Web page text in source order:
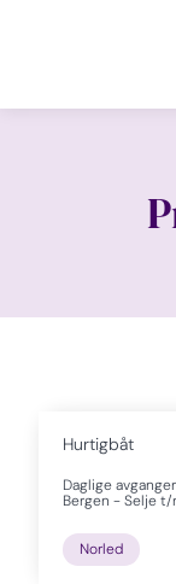
Hurtigbåt
Daglige
Bergen - Selje t/
Norled